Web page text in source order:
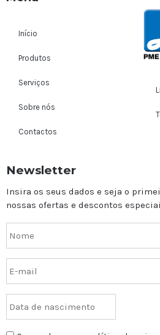
Início
Produtos
Serviços
Sobre nós
Contactos
Newsletter
Insira os seus dados e seja o
nossas ofertas e descontos